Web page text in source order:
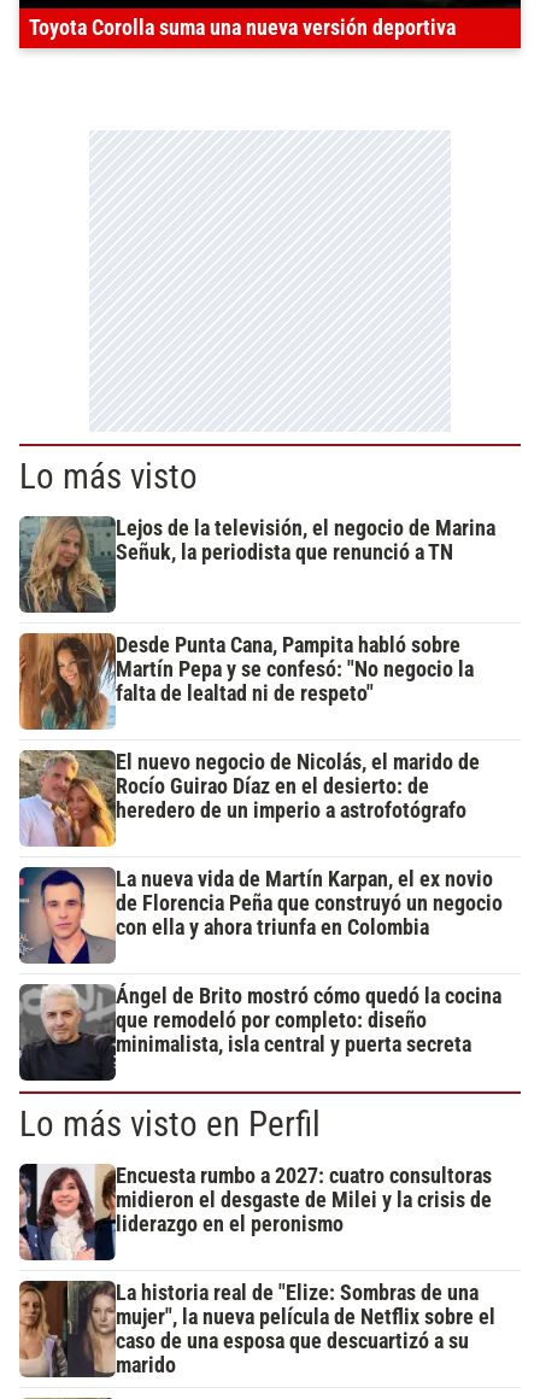
Toyota Corolla suma una nueva versión deportiva
Lo más visto
Lejos de la televisión, el negocio de Marina
Señuk, la periodista que renunció a TN
Desde Punta Cana, Pampita habló sobre
Martín Pepa y se confesó: "No negocio la
falta de lealtad ni de respeto"
El nuevo negocio de Nicolás, el marido de
Rocío Guirao Díaz en el desierto: de
heredero de un imperio a astrofotógrafo
La nueva vida de Martín Karpan, el ex novio
de Florencia Peña que construyó un negocio
con ella y ahora triunfa en Colombia
Ángel de Brito mostró cómo quedó la cocina
que remodeló por completo: diseño
minimalista, isla central y puerta secreta
Lo más visto en Perfil
Encuesta rumbo a 2027: cuatro consultoras
midieron el desgaste de Milei y la crisis de
liderazgo en el peronismo
La historia real de "Elize: Sombras de una
mujer", la nueva película de Netflix sobre el
caso de una esposa que descuartizó a su
marido